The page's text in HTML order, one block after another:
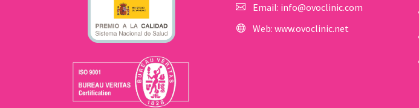
Email: info@ovoclinic.com
Web: www.ovoclinic.net